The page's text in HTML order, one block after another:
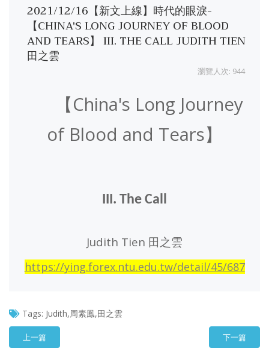
2021/12/16【新文上線】時代的眼淚-
【CHINA'S LONG JOURNEY OF BLOOD
AND TEARS】 III. THE CALL JUDITH TIEN
田之雲
瀏覽人次: 944
【 China's Long Journey
of Blood and Tears】
III. The Call
Judith Tien 田之雲
https://ying.forex.ntu.edu.tw/detail/45/687
Tags: Judith,周素鳯,田之雲
上一篇 下一篇